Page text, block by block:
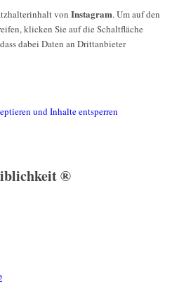
von Instagram. Um auf den
klicken Sie auf die Schaltfläche
dabei Daten an Drittanbieter
und Inhalte entsperren
®